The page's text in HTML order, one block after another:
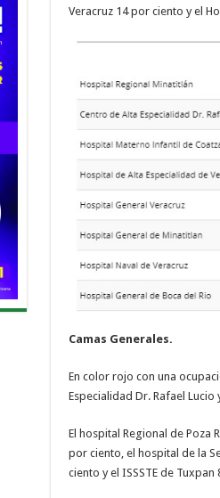
Veracruz 14 por ciento y el
Camas Generales.
En color rojo con una
Especialidad Dr. Rafael Lucio
El hospital Regional de Poza
por ciento, el hospital de la
ciento y el ISSSTE de